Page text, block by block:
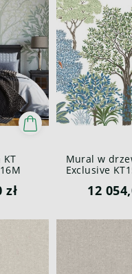
III
zł
Mural w
Exclusive
British
12